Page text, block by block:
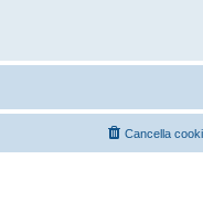
Cancella